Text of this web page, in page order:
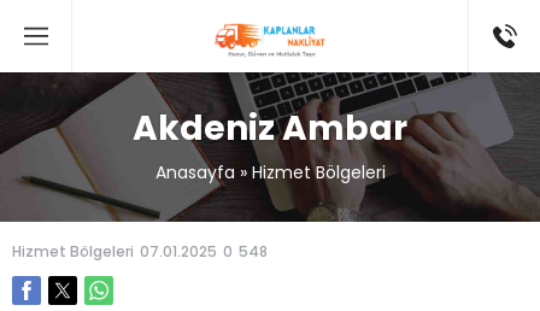
Akdeniz Ambar
Anasayfa » Hizmet Bölgeleri
Hizmet Bölgeleri 07.01.2025 0 548